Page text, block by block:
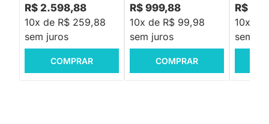
R$ 2.598,88
10x de R$ 259,88
sem juros
COMPRAR
R$ 999,88
10x de R$ 99,98
sem juros
COMPRAR
R$
10x de
sem